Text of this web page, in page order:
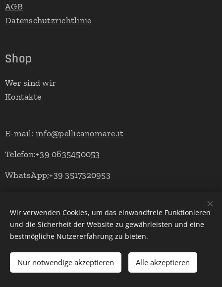
AGB
Datenschutzrichtlinie
Shop
Wer sind wir
Kontakte
E-mail:info@pellicanomare.it
Telefon:+39 0635450053
WhatsApp;+39 3517320953
Powered by Pellicano Mare Cookies
Sprachen
Italiano
English Deutsch
Wir verwenden Cookies, um das einwandfreie Funktionieren
und die Sicherheit der Website zu gewährleisten und eine
bestmögliche Nutzererfahrung zu bieten.
Nur notwendige akzeptieren Alle akzeptieren